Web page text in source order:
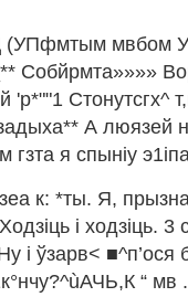
(УПфмтым мвбом
Собйрмта»»»»
'р*""1 Стонутсгх^
А
гзта я спыніу
к: *ты. Я,
і ходзіць.
і ўзарв<
“ мв .